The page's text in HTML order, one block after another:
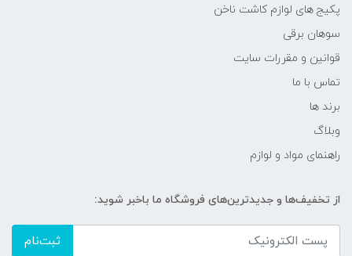
پکیج های لوازم کاشت ناخن
سوهان برقی
قوانین و مقررات سایت
تماس با ما
برند ها
وبلاگ
راهنمای مواد و لوازم
از تخفیف‌ها و جدیدترین‌های فروشگاه ما باخبر شوید:
ثبت‌نام